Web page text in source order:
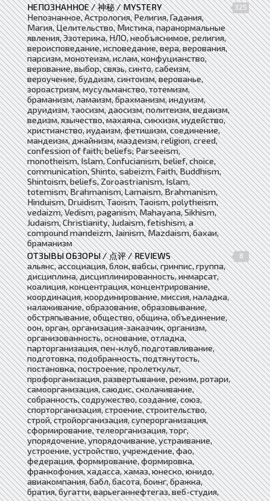
НЕПОЗНАННОЕ / 神秘 / MYSTERY
325
Непознанное, Астрология, Религия, Гадания,
Магия, Целительство, Мистика, паранормальные
явления, Эзотерика, НЛО, необъяснимое, религия,
вероисповедание, исповедание, вера, верования,
парсизм, монотеизм, ислам, конфуцианство,
верование, выбор, связь, синто, сабеизм,
вероучение, буддизм, синтоизм, верованье,
зороастризм, мусульманство, тотемизм,
браманизм, ламаизм, брахманизм, индуизм,
друидизм, таосизм, даосизм, политеизм, ведаизм,
ведизм, язычество, махаяна, сикхизм, иудейство,
христианство, иудаизм, фетишизм, соединение,
мандеизм, джайнизм, маздеизм, religion, creed,
confession of faith; beliefs; Parseeism,
monotheism, Islam, Confucianism, belief, choice,
communication, Shinto, sabeizm, Faith, Buddhism,
Shintoism, beliefs, Zoroastrianism, Islam,
totemism, Brahmanism, Lamaism, Brahmanism,
Hinduism, Druidism, Taoism, Taoism, polytheism,
vedaizm, Vedism, paganism, Mahayana, Sikhism,
Judaism, Christianity, Judaism, fetishism, a
compound mandeizm, Jainism, Mazdaism, бахаи,
браманизм
ОТЗЫВЫ ОБЗОРЫ / 点评 / REVIEWS
8
альянс, ассоциация, блок, вабсы, гринпис, группа,
дисциплина, дисциплинированность, инмарсат,
коалиция, концентрация, концентрирование,
координация, координирование, миссия, наладка,
налаживание, образование, образовывание,
обстряпывание, общество, община, объединение,
оон, орган, организация-заказчик, организм,
организованность, основание, отладка,
парторганизация, пен-клуб, подготавливание,
подготовка, подобранность, подтянутость,
постановка, построение, пролеткульт,
профорганизация, развертывание, режим, ротари,
самоорганизация, саюдис, сколачивание,
собранность, содружество, создание, союз,
спорторганизация, строение, строительство,
строй, стройорганизация, суперорганизация,
сформирование, телеорганизация, торг,
упорядочение, упорядочивание, устраивание,
устроение, устройство, учреждение, фао,
федерация, формирование, формировка,
франкофония, хадасса, хамаз, юнеско, юнидо,
авиакомпания, бабл, басота, боинг, бражка,
братия, бугатти, варьеганнефтегаз, веб-студия,